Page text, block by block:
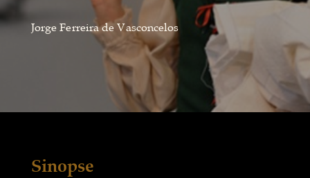
Jorge Ferreira de Vasconcelos
Sinopse